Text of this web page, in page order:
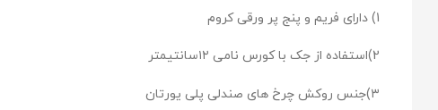
1) دارای فریم و پنج پر ورقی کروم
2)استفاده از جک با کورس نامی ۱۲سانتیمتر
۳)جنس روکش چرخ های صندلی پلی یورتان